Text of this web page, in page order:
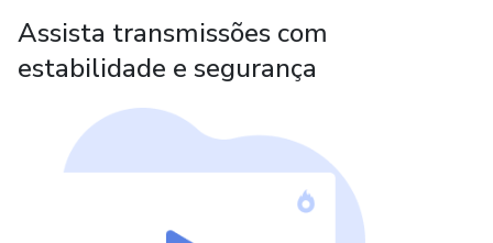
Assista transmissões com
estabilidade e segurança